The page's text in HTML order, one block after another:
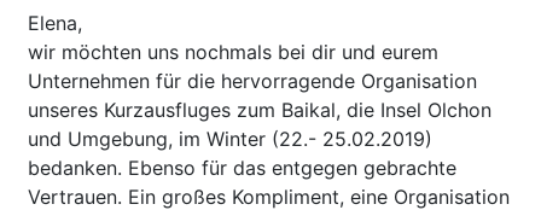
Elena,
wir möchten uns nochmals bei dir und eurem
Unternehmen für die hervorragende Organisation
unseres Kurzausfluges zum Baikal, die Insel Olchon
und Umgebung, im Winter (22.- 25.02.2019)
bedanken. Ebenso für das entgegen gebrachte
Vertrauen. Ein großes Kompliment, eine Organisation